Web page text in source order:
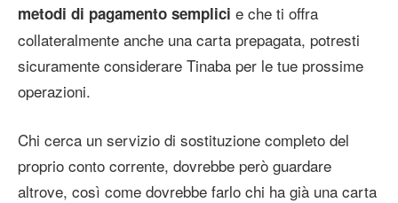
metodi di pagamento semplici e che ti offra
collateralmente anche una carta prepagata, potresti
sicuramente considerare Tinaba per le tue prossime
operazioni.
Chi cerca un servizio di sostituzione completo del
proprio conto corrente, dovrebbe però guardare
altrove, così come dovrebbe farlo chi ha già una carta